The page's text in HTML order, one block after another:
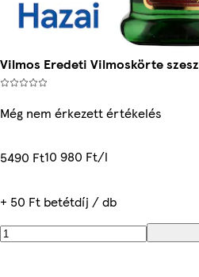
Vilmos Eredeti Vilmoskörte
Még nem érkezett értékelés
5490 Ft10 980 Ft/l
+ 50 Ft betétdíj / db